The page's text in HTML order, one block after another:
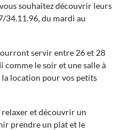
souhaitez découvrir leurs
34.11.96, du mardi au
servir entre 26 et 28
le soir et une salle à
la location pour vos petits
relaxer et découvrir un
prendre un plat et le